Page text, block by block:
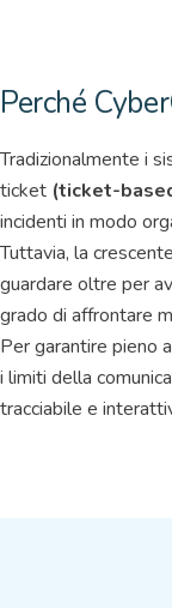
Perché
Tradizionalmente i
ticket (ticket-
incidenti in modo
Tuttavia, la
guardare oltre per
grado di affrontare
Per garantire pieno
i limiti della
tracciabile e